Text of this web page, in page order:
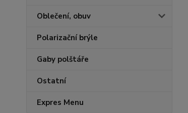
Oblečení, obuv
Polarizační brýle
Gaby polštáře
Ostatní
Expres Menu